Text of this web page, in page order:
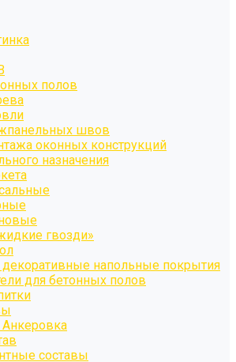
полов
швов
оконных конструкций
назначения
гвозди»
напольные покрытия
для бетонных полов
составы